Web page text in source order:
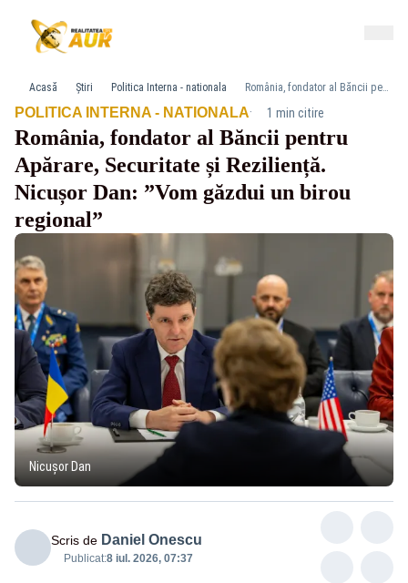
Acasă Știri Politica Interna - nationala România, fondator al Băncii pentru Apărare, Securitate și Reziliență. Nicușor Dan: ”Vom găzdui un birou regional”
POLITICA INTERNA - NATIONALA· 1 min citire
România, fondator al Băncii pentru
Apărare, Securitate și Reziliență.
Nicușor Dan: ”Vom găzdui un birou
regional”
Nicușor Dan
Scris de Daniel Onescu
Publicat:8 iul. 2026, 07:37